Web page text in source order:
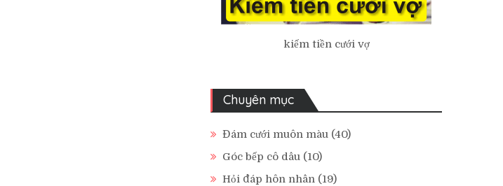
kiếm tiền cưới vợ
Chuyên mục
Đám cưới muôn màu (40)
Góc bếp cô dâu (10)
Hỏi đáp hôn nhân (19)